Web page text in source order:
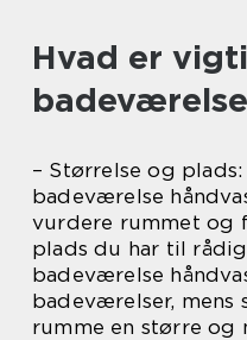
Hvad er
– Størrelse og
badeværelse
vurdere rummet og
plads du har til
badeværelse
badeværelser, mens
rumme en større og